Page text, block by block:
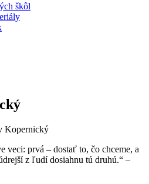
škôl
Kopernický
veci: prvá – dostať to, čo chceme, a
z ľudí dosiahnu tú druhú.“ –